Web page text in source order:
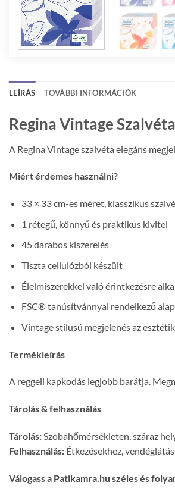
LEÍRÁS TOVÁBBI INFORMÁCIÓK
Regina Vintage
A Regina Vintage szalvéta elegáns
Miért érdemes használni?
33 × 33 cm-es méret, klasszikus
1 rétegű, könnyű és praktikus kivitel
45 darabos kiszerelés
Tiszta cellulózból készült
Élelmiszerekkel való érintkezésre
FSC® tanúsítvánnyal rendelkező
Vintage stílusú megjelenés az
Termékleírás
A reggeli kapkodás legjobb barátja.
Tárolás & felhasználás
Tárolás:Szobahőmérsékleten, száraz
Felhasználás: Étkezésekhez,
Válogass a Patikamra.hu széles és